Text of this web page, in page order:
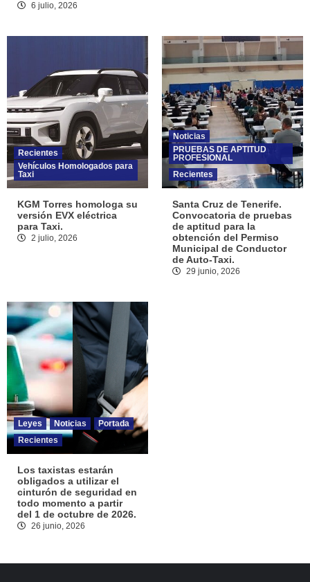
6 julio, 2026
Recientes
Vehículos Homologados para
Taxi
KGM Torres homologa su
versión EVX eléctrica
para Taxi.
2 julio, 2026
Noticias
PRUEBAS DE APTITUD
PROFESIONAL
Recientes
Santa Cruz de Tenerife.
Convocatoria de pruebas
de aptitud para la
obtención del Permiso
Municipal de Conductor
de Auto-Taxi.
29 junio, 2026
Leyes Noticias
Portada
Recientes
Los taxistas estarán
obligados a utilizar el
cinturón de seguridad en
todo momento a partir
del 1 de octubre de 2026.
26 junio, 2026